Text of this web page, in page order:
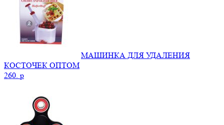
МАШИНКА ДЛЯ УДАЛЕНИЯ
КОСТОЧЕК ОПТОМ
260. p